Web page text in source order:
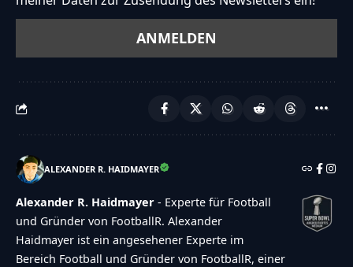
ALEXANDER R. HAIDMAYER
Alexander R. Haidmayer - Experte für Football
und Gründer von FootballR. Alexander
Haidmayer ist ein angesehener Experte im
Bereich Football und Gründer von FootballR, einer